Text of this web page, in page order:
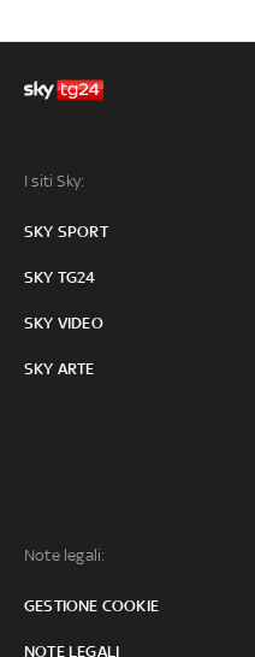
I siti Sky:
SKY SPORT
SKY TG24
SKY VIDEO
SKY ARTE
Note legali:
GESTIONE COOKIE
NOTE LEGALI